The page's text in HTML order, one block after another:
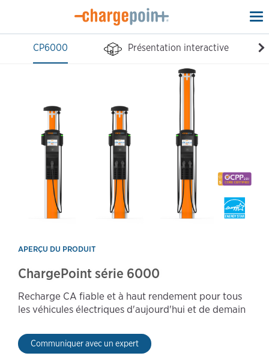
CP6000
Présentation interactive
APERÇU DU PRODUIT
ChargePoint série 6000
Recharge CA fiable et à haut rendement pour tous
les véhicules électriques d'aujourd'hui et de demain
Communiquer avec un expert